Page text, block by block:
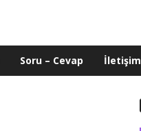
Soru – Cevap İletişim